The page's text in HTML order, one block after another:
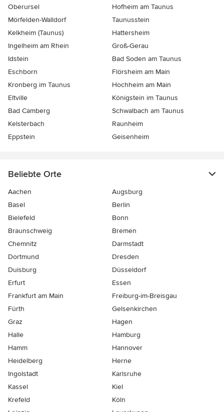
Oberursel
Hofheim am Taunus
Mörfelden-Walldorf
Taunusstein
Kelkheim (Taunus)
Hattersheim
Ingelheim am Rhein
Groß-Gerau
Idstein
Bad Soden am Taunus
Eschborn
Flörsheim am Main
Kronberg im Taunus
Hochheim am Main
Eltville
Königstein im Taunus
Bad Camberg
Schwalbach am Taunus
Kelsterbach
Raunheim
Eppstein
Geisenheim
Beliebte Orte
Aachen
Augsburg
Basel
Berlin
Bielefeld
Bonn
Braunschweig
Bremen
Chemnitz
Darmstadt
Dortmund
Dresden
Duisburg
Düsseldorf
Erfurt
Essen
Frankfurt am Main
Freiburg-im-Breisgau
Fürth
Gelsenkirchen
Graz
Hagen
Halle
Hamburg
Hamm
Hannover
Heidelberg
Herne
Ingolstadt
Karlsruhe
Kassel
Kiel
Krefeld
Köln